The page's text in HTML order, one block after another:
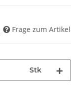
Frage zum Artikel
Stk